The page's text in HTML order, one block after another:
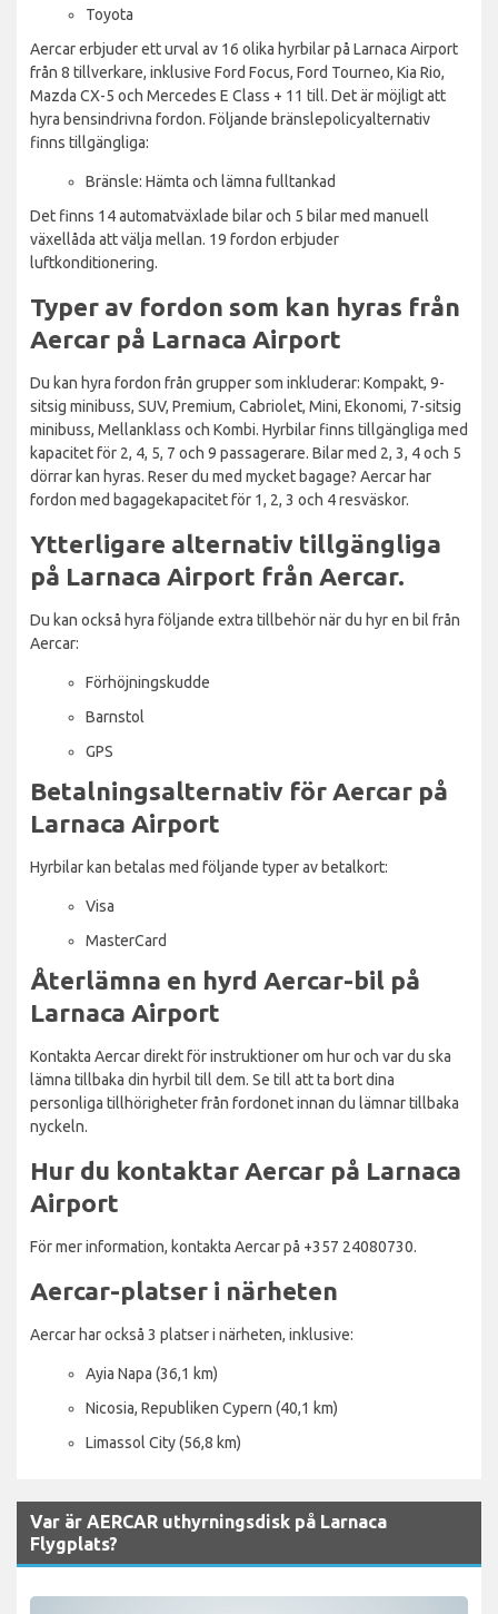
Toyota
Aercar erbjuder ett urval av 16 olika hyrbilar på Larnaca Airport
från 8 tillverkare, inklusive Ford Focus, Ford Tourneo, Kia Rio,
Mazda CX-5 och Mercedes E Class + 11 till. Det är möjligt att
hyra bensindrivna fordon. Följande bränslepolicyalternativ
finns tillgängliga:
Bränsle: Hämta och lämna fulltankad
Det finns 14 automatväxlade bilar och 5 bilar med manuell
växellåda att välja mellan. 19 fordon erbjuder
luftkonditionering.
Typer av fordon som kan hyras från
Aercar på Larnaca Airport
Du kan hyra fordon från grupper som inkluderar: Kompakt, 9-
sitsig minibuss, SUV, Premium, Cabriolet, Mini, Ekonomi, 7-sitsig
minibuss, Mellanklass och Kombi. Hyrbilar finns tillgängliga med
kapacitet för 2, 4, 5, 7 och 9 passagerare. Bilar med 2, 3, 4 och 5
dörrar kan hyras. Reser du med mycket bagage? Aercar har
fordon med bagagekapacitet för 1, 2, 3 och 4 resväskor.
Ytterligare alternativ tillgängliga
på Larnaca Airport från Aercar.
Du kan också hyra följande extra tillbehör när du hyr en bil från
Aercar:
Förhöjningskudde
Barnstol
GPS
Betalningsalternativ för Aercar på
Larnaca Airport
Hyrbilar kan betalas med följande typer av betalkort:
Visa
MasterCard
Återlämna en hyrd Aercar-bil på
Larnaca Airport
Kontakta Aercar direkt för instruktioner om hur och var du ska
lämna tillbaka din hyrbil till dem. Se till att ta bort dina
personliga tillhörigheter från fordonet innan du lämnar tillbaka
nyckeln.
Hur du kontaktar Aercar på Larnaca
Airport
För mer information, kontakta Aercar på +357 24080730.
Aercar-platser i närheten
Aercar har också 3 platser i närheten, inklusive:
Ayia Napa (36,1 km)
Nicosia, Republiken Cypern (40,1 km)
Limassol City (56,8 km)
Var är AERCAR uthyrningsdisk på Larnaca
Flygplats?